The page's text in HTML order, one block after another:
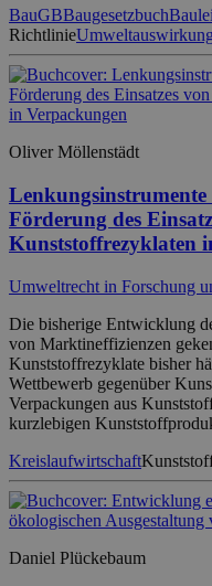
BauGBBaugesetzbuch
Richtlinie
Oliver Möllenstädt
Lenkungsinstrumente
Förderung des
Kunststoffrezyklaten
Umweltrecht in Forschung
Die bisherige Entwicklung
von Marktineffizienzen
Kunststoffrezyklate bisher
Wettbewerb gegenüber
Verpackungen aus
kurzlebigen
Kreislaufwirtschaft
Daniel Plückebaum